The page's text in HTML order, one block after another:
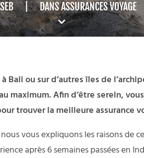
SEB | DANSASSURANCES VOYAGE
ou sur d’autres îles de
Afin d’être serein,
trouver la meilleure assurance
vous expliquons les raisons de
après 6 semaines passées en